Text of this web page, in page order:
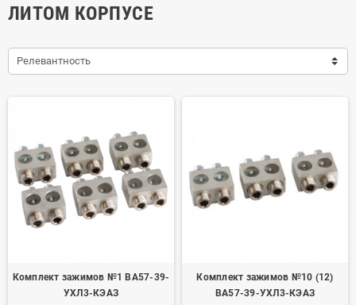
ЛИТОМ КОРПУСЕ
Релевантность
Комплект зажимов №1 ВА57-39-
УХЛ3-КЭАЗ
Комплект зажимов №10 (12)
ВА57-39-УХЛ3-КЭАЗ